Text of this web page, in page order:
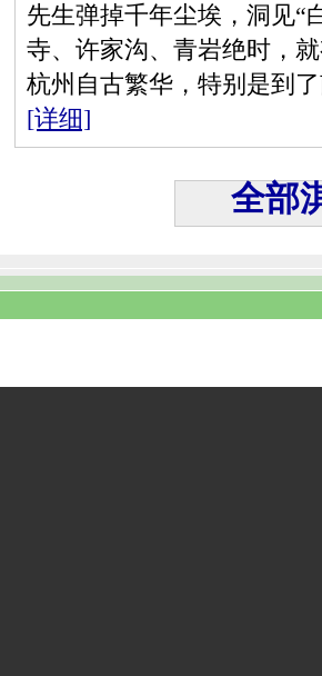
先生弹掉千年尘埃，洞见“
寺、许家沟、青岩绝时，
杭州自古繁华，特别是到
[详细]
全部